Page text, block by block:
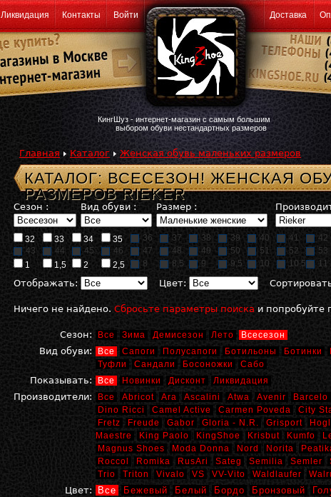
Ликвидация Контакты Войти Доставка
КингШуз - интернет-магазин с самым большим
выбором обуви нестандартных размеров
Главная Каталог Женская обувь маленьких размеров
КАТАЛОГ: ВСЕСЕЗОН! ЖЕНСКАЯ
РАЗМЕРОВ RIEKER
Сезон : Вид обуви : Размер :
32 33 34 35 36 37 38 39 40 41
42
43
44 45 46 47 48 49 50 51 52
53
1
1,5 2 2,5 8 8,5 9 9,5 10 10,5 11
Отображать: Цвет:
Ничего не найдено. Сбросьте параметры поиска и попробуйте
Сезон: Все Зима Демисезон Лето Всесезон
Вид обуви: Все Сапоги Полусапоги Ботильоны Ботинки
Туфли
Сандали Босоножки Сабо
Показывать: Все Новинки Дисконт Ликвидация
Производители: Все Abricot Ara Ascalini Atwa Avenir Barcelo
Dino Ricci
Camel Active Carmen Poveda City
Fretz
Freude Gabor Gloria - N.R. Grisport Hogl
Maestre
King Paolo KingShoe Krisbut Kumfo
Magnus Shoes
Moda Donna Nord Norita
Roccol
Romika RusAri Sateg Semilia Semler
Trio
Triton Vivalo VS VV-Vito Waldlaufer
Цвет: Все Бежевый Белый Бордо Бронзовый